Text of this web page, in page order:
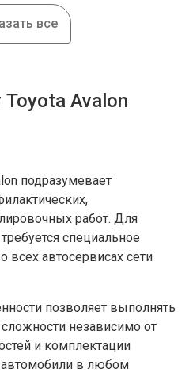
все
Avalon
подразумевает
работ. Для
специальное
всех автосервисах сети
позволяет выполнять
независимо от
и комплектации
в любом